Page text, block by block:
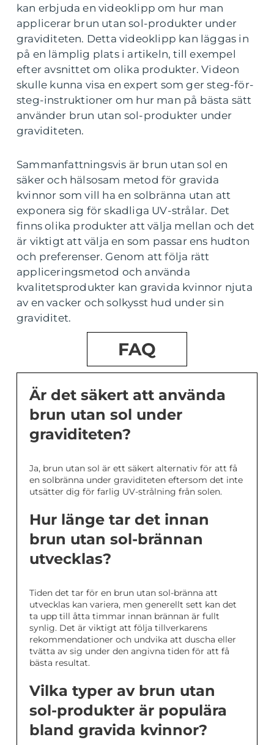
kan erbjuda en videoklipp om hur man
applicerar brun utan sol-produkter under
graviditeten. Detta videoklipp kan läggas in
på en lämplig plats i artikeln, till exempel
efter avsnittet om olika produkter. Videon
skulle kunna visa en expert som ger steg-för-
steg-instruktioner om hur man på bästa sätt
använder brun utan sol-produkter under
graviditeten.
Sammanfattningsvis är brun utan sol en
säker och hälsosam metod för gravida
kvinnor som vill ha en solbränna utan att
exponera sig för skadliga UV-strålar. Det
finns olika produkter att välja mellan och det
är viktigt att välja en som passar ens hudton
och preferenser. Genom att följa rätt
appliceringsmetod och använda
kvalitetsprodukter kan gravida kvinnor njuta
av en vacker och solkysst hud under sin
graviditet.
FAQ
Är det säkert att använda
brun utan sol under
graviditeten?
Ja, brun utan sol är ett säkert alternativ för att få
en solbränna under graviditeten eftersom det inte
utsätter dig för farlig UV-strålning från solen.
Hur länge tar det innan
brun utan sol-brännan
utvecklas?
Tiden det tar för en brun utan sol-bränna att
utvecklas kan variera, men generellt sett kan det
ta upp till åtta timmar innan brännan är fullt
synlig. Det är viktigt att följa tillverkarens
rekommendationer och undvika att duscha eller
tvätta av sig under den angivna tiden för att få
bästa resultat.
Vilka typer av brun utan
sol-produkter är populära
bland gravida kvinnor?